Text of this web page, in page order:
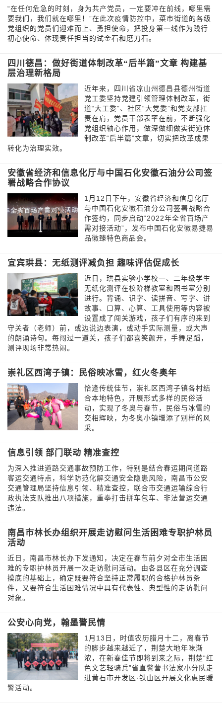
“在任何危急的时刻，身为共产党员，一定要冲在前线，哪里需
要我们，我们就在哪里！”在此次疫情防控中，菜市街道的各级
党组织的党员们迎难而上、勇担使命，把投身第一线作为践行
初心使命、体现责任担当的试金石和磨刀石。
四川德昌：做好街道体制改革“后半篇”文章 构建基
层治理新格局
近年来，四川省凉山州德昌县德州街道
党工委坚持党建引领管理体制改革，街
道“大工委”、社区“大党委”和党支部扛
责在肩，党员干部表率在前，不断强化
党组织轴心作用，做深做细做实街道体
制改革“后半篇”文章，切实把改革成果
转化为治理实效。
安徽省经济和信息化厅与中国石化安徽石油分公司签
署战略合作协议
1月12日下午，安徽省经济和信息化厅
与中国石化安徽石油分公司签署战略合
作签约，同步启动“2022年全省百场产
需对接活动”，发布中国石化安徽易捷易
品徽臻特色商品会。
宜宾珙县：无纸测评减负担 趣味评估促成长
近日，珙县实验小学校一、二年级学生
无纸化测评在校阶梯教室和图书室分别
进行。背诵、识字、读拼音、写字、讲
故事、口算、心算、工具使用等内容被
设置成了闯关游戏，孩子们有序的来到
守关者（老师）前，或边说边表演，或动手实际测量，或大声
的朗诵诗句。每闯过一道关，孩子们都喜笑颜开，手舞足蹈，
测评现场非常热闹。
崇礼区西湾子镇：民俗映冰雪，红火冬奥年
恰逢传统佳节，崇礼区西湾子镇各村结
合本地特色，开展形式多样的民俗活
动，实现了冬奥与春节，民俗与冰雪的
交相辉映，为冬奥小镇增添了别样的风
采。
信息引领 部门联动 精准查控
为深入推进道路交通事故预防工作，特别是结合春运期间道路
客运交通特点，科学防范化解交通安全隐患风险，南昌市公安
交通管理局坚持信息引领、精准查控，联合市交通运输综合行
政执法支队推出八项措施，重拳打击拼车包车、非法营运交通
违法。
南昌市林长办组织开展走访慰问生活困难专职护林员
活动
近日，南昌市林长办下发通知，决定在春节前夕对全市生活困
难的专职护林员开展一次走访慰问活动。由各县区在充分调查
摸底的基础上，确定既要符合坚持正常履职的合格护林员条
件，又要符合生活困难情况中具有代表性、典型性的走访慰问
对象。
公安心向党，翰墨警民情
1月13日，时值农历腊月十二，离春节
的脚步越来越近了，荆楚大地年味渐
浓，在新春佳节即将到来之际，荆楚“红
色文艺轻骑兵”省直警营书法家小分队走
进黄石市开发区·铁山区开展文化惠民暖
警活动。